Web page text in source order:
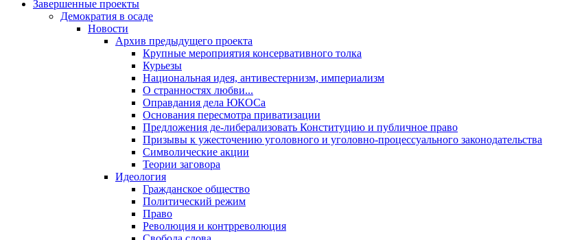
Завершенные проекты
Демократия в осаде
Новости
Архив предыдущего проекта
Крупные мероприятия консервативного толка
Курьезы
Национальная идея, антивестернизм, империализм
О странностях любви...
Оправдания дела ЮКОСа
Основания пересмотра приватизации
Предложения де-либерализовать Конституцию и публичное право
Призывы к ужесточению уголовного и уголовно-процессуального законодательства
Символические акции
Теории заговора
Идеология
Гражданское общество
Политический режим
Право
Революция и контрреволюция